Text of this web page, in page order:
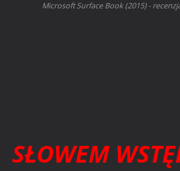
Microsoft Surface Book (2015) -
SŁOWEM